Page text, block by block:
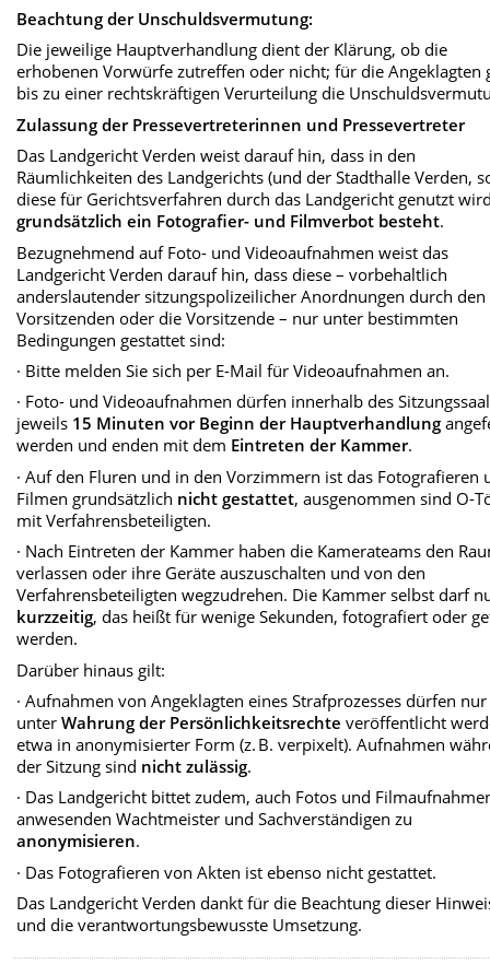
Beachtung der Unschuldsvermutung:
Die jeweilige Hauptverhandlung dient der Klärung, ob die
erhobenen Vorwürfe zutreffen oder nicht; für die Angeklagten
bis zu einer rechtskräftigen Verurteilung die
Zulassung der Pressevertreterinnen und Pressevertreter
Das Landgericht Verden weist darauf hin, dass in den
Räumlichkeiten des Landgerichts (und der Stadthalle Verden,
diese für Gerichtsverfahren durch das Landgericht genutzt
grundsätzlich ein Fotografier- und Filmverbot besteht.
Bezugnehmend auf Foto- und Videoaufnahmen weist das
Landgericht Verden darauf hin, dass diese – vorbehaltlich
anderslautender sitzungspolizeilicher Anordnungen durch den
Vorsitzenden oder die Vorsitzende – nur unter bestimmten
Bedingungen gestattet sind:
· Bitte melden Sie sich per E-Mail für Videoaufnahmen an.
· Foto- und Videoaufnahmen dürfen innerhalb des
jeweils 15 Minuten vor Beginn der Hauptverhandlung
werden und enden mit dem Eintreten der Kammer.
· Auf den Fluren und in den Vorzimmern ist das Fotografieren
Filmen grundsätzlich nicht gestattet, ausgenommen sind O-
mit Verfahrensbeteiligten.
· Nach Eintreten der Kammer haben die Kamerateams den
verlassen oder ihre Geräte auszuschalten und von den
Verfahrensbeteiligten wegzudrehen. Die Kammer selbst darf
kurzzeitig, das heißt für wenige Sekunden, fotografiert oder
werden.
Darüber hinaus gilt:
· Aufnahmen von Angeklagten eines Strafprozesses dürfen nur
unterWahrung der Persönlichkeitsrechte veröffentlicht
etwa in anonymisierter Form (z. B. verpixelt). Aufnahmen
der Sitzung sind nicht zulässig.
· Das Landgericht bittet zudem, auch Fotos und
anwesenden Wachtmeister und Sachverständigen zu
anonymisieren.
· Das Fotografieren von Akten ist ebenso nicht gestattet.
Das Landgericht Verden dankt für die Beachtung dieser
und die verantwortungsbewusste Umsetzung.